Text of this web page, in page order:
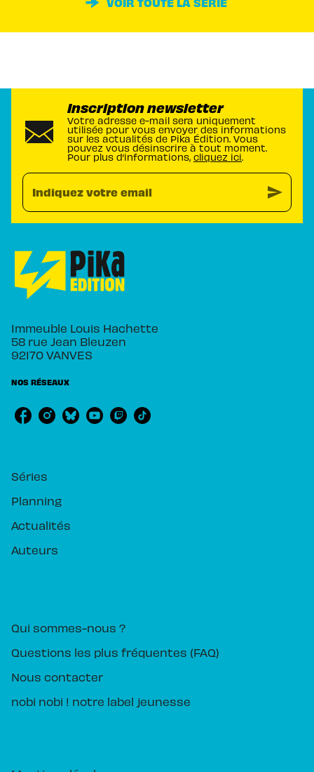
Inscription newsletter
Votre adresse e-mail sera uniquement
utilisée pour vous envoyer des informations
sur les actualités de Pika Édition. Vous
pouvez vous désinscrire à tout moment.
Pour plus d’informations, cliquez ici.
Indiquez votre email send
Immeuble Louis Hachette
58 rue Jean Bleuzen
92170 VANVES
NOS RÉSEAUX
Séries
Planning
Actualités
Auteurs
Qui sommes-nous ?
Questions les plus fréquentes (FAQ)
Nous contacter
nobi nobi ! notre label jeunesse